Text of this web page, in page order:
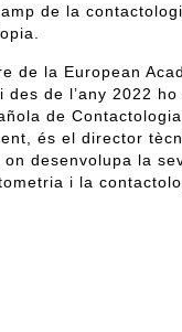
de la
de la European
i des de l’any 2022
de
és el director
desenvolupa la
i la